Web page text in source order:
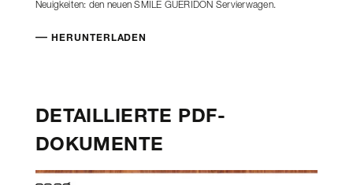
Neuigkeiten: den neuen SMILE GUERIDON Servierwagen.
HERUNTERLADEN
DETAILLIERTE PDF-
DOKUMENTE